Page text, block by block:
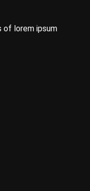
of lorem ipsum